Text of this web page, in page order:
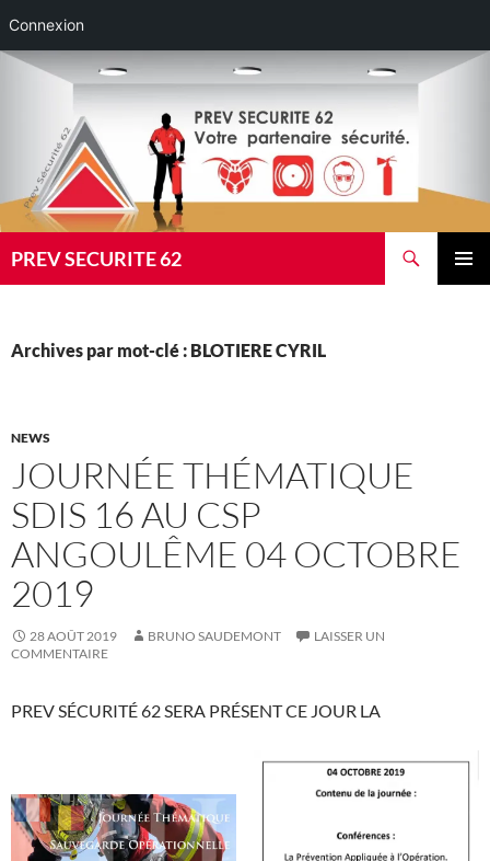
Connexion
Aller
PREV SECURITE 62
Archives par mot-clé : BLOTIERE CYRIL
NEWS
JOURNÉE THÉMATIQUE
SDIS 16 AU CSP
ANGOULÊME 04 OCTOBRE
2019
28 AOÛT 2019 BRUNO SAUDEMONT
LAISSER UN
COMMENTAIRE
PREV SÉCURITÉ 62 SERA PRÉSENT CE JOUR LA